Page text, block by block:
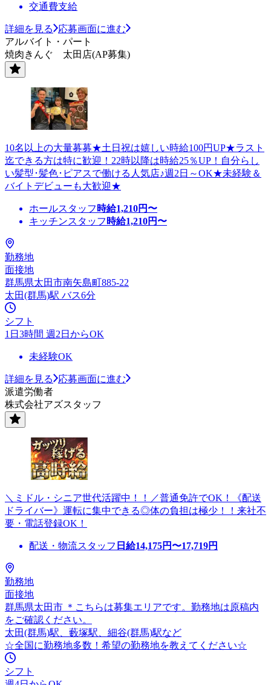
交通費支給
詳細を見る
応募画面に進む
アルバイト・パート
焼肉きんぐ 太田店(AP募集)
10名以上の大量募募★土日祝は嬉しい時給100円UP★ラスト
迄できる方は特に歓迎！22時以降は時給25％UP！自分らし
い髪型･髪色･ピアスで働ける人気店♪週2日～OK★未経験＆
バイトデビューも大歓迎★
ホールスタッフ 時給1,210円〜
キッチンスタッフ 時給1,210円〜
勤務地
面接地
群馬県太田市南矢島町885-22
太田(群馬)駅 バス6分
シフト
1日3時間 週2日からOK
未経験OK
詳細を見る
応募画面に進む
派遣労働者
株式会社アズスタッフ
＼ミドル・シニア世代活躍中！！／普通免許でOK！《配送
ドライバー》運転に集中できる◎体の負担は極少！！来社不
要・電話登録OK！
配送・物流スタッフ 日給14,175円〜17,719円
勤務地
面接地
群馬県太田市 ＊こちらは募集エリアです。勤務地は原稿内
をご確認ください。
太田(群馬)駅、藪塚駅、細谷(群馬)駅など
☆全国に勤務地多数！希望の勤務地を教えてください☆
シフト